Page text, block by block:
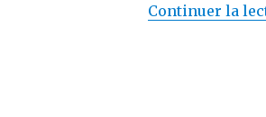
Continuer la